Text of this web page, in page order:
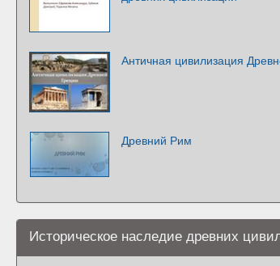
Античная цивилизация
Древний Рим
Историческое наследие древних